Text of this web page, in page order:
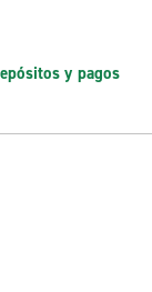
y pagos